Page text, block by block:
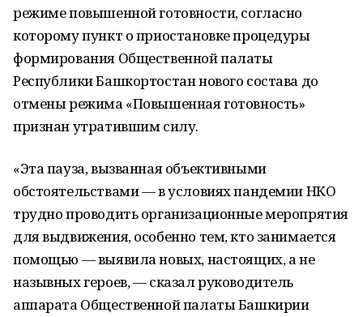
режиме повышенной готовности, согласно
которому пункт о приостановке процедуры
формирования Общественной палаты
Республики Башкортостан нового состава до
отмены режима «Повышенная готовность»
признан утратившим силу.
«Эта пауза, вызванная объективными
обстоятельствами — в условиях пандемии НКО
трудно проводить организационные меропрятия
для выдвижения, особенно тем, кто занимается
помощью — выявила новых, настоящих, а не
назывных героев, — сказал руководитель
аппарата Общественной палаты Башкирии